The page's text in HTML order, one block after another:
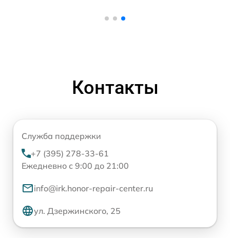
Контакты
Служба поддержки
+7 (395) 278-33-61
Ежедневно с 9:00 до 21:00
info@irk.honor-repair-center.ru
ул. Дзержинского, 25